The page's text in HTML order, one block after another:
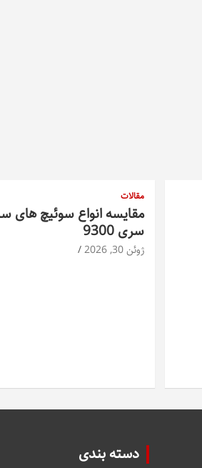
مقالات
مقایسه انواع سوئیچ های
سری 9300
ژوئن 30, 2026
دسته بندی